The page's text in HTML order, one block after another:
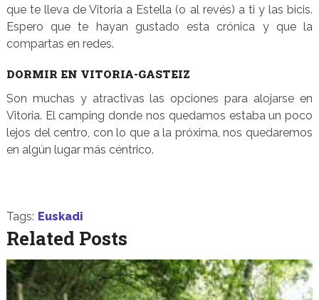
que te lleva de Vitoria a Estella (o al revés) a ti y las bicis.
Espero que te hayan gustado esta crónica y que la
compartas en redes.
DORMIR EN VITORIA-GASTEIZ
Son muchas y atractivas las opciones para alojarse en
Vitoria. El camping donde nos quedamos estaba un poco
lejos del centro, con lo que a la próxima, nos quedaremos
en algún lugar más céntrico.
Tags: Euskadi
Related Posts